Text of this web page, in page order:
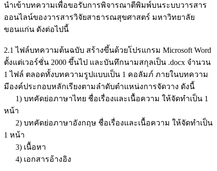
นำเข้าบทความเพื่อขอรับการพิจารณาตีพิมพ์บนระบบวารสาร
ออนไลน์ของวารสารวิจัยสาธารณสุขศาสตร์ มหาวิทยาลัย
ขอนแก่น ดังต่อไปนี้
2.1 ไฟล์บทความต้นฉบับ สร้างขึ้นด้วยโปรแกรม Microsoft Word
ตั้งแต่เวอร์ชั่น 2000 ขึ้นไป และบันทึกนามสกุลเป็น .docx จำนวน
1 ไฟล์ ตลอดทั้งบทความรูปแบบเป็น 1 คอลัมภ์ ภายในบทความ
มีองค์ประกอบหลักเรียงตามลำดับตำแหน่งการจัดวาง ดังนี้
1) บทคัดย่อภาษาไทย ชื่อเรื่องและเนื้อความ ให้จัดทำเป็น 1
หน้า
2) บทคัดย่อภาษาอังกฤษ ชื่อเรื่องและเนื้อความ ให้จัดทำเป็น
1 หน้า
3) เนื้อหา
4) เอกสารอ้างอิง